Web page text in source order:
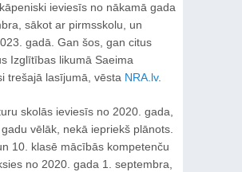
ieviesīs no nākamā gada
sākot ar pirmsskolu, un
gadā. Gan šos, gan citus
Izglītības likumā Saeima
trešajā lasījumā, vēsta NRA.lv.
skolās ieviesīs no 2020. gada,
vēlāk, nekā iepriekš plānots.
10. klasē mācībās kompetenču
no 2020. gada 1. septembra,